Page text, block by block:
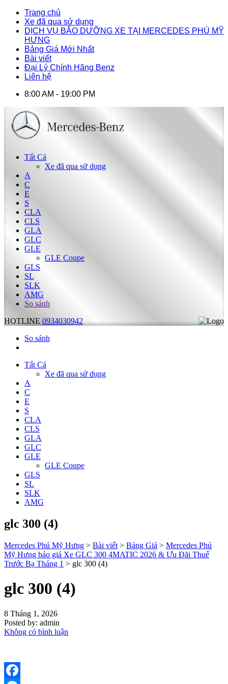
Trang chủ
Xe đã qua sử dụng
DỊCH VỤ BÃO DƯỠNG XE TẠI MERCEDES PHÚ MỸ
HƯNG
Bảng Giá Mới Nhất
Bài viết
Đại Lý Chính Hãng Benz
Liên hệ
8:00 AM - 19:00 PM
Tất Cả
Xe đã qua sử dụng
A
C
E
S
CLA
CLS
GLA
GLC
GLE
GLE Coupe
GLS
SL
SLK
AMG
So sánh
HOTLINE 0934030942
So sánh
Tất Cả
Xe đã qua sử dụng
A
C
E
S
CLA
CLS
GLA
GLC
GLE
GLE Coupe
GLS
SL
SLK
AMG
glc 300 (4)
Mercedes Phú Mỹ Hưng > Bài viết > Bảng Giá > Mercedes Phú
Mỹ Hưng báo giá Xe GLC 300 4MATIC 2026 & Ưu Đãi Thuế
Trước Bạ Tháng 1 > glc 300 (4)
glc 300 (4)
8 Tháng 1, 2026
Posted by: admin
Không có bình luận